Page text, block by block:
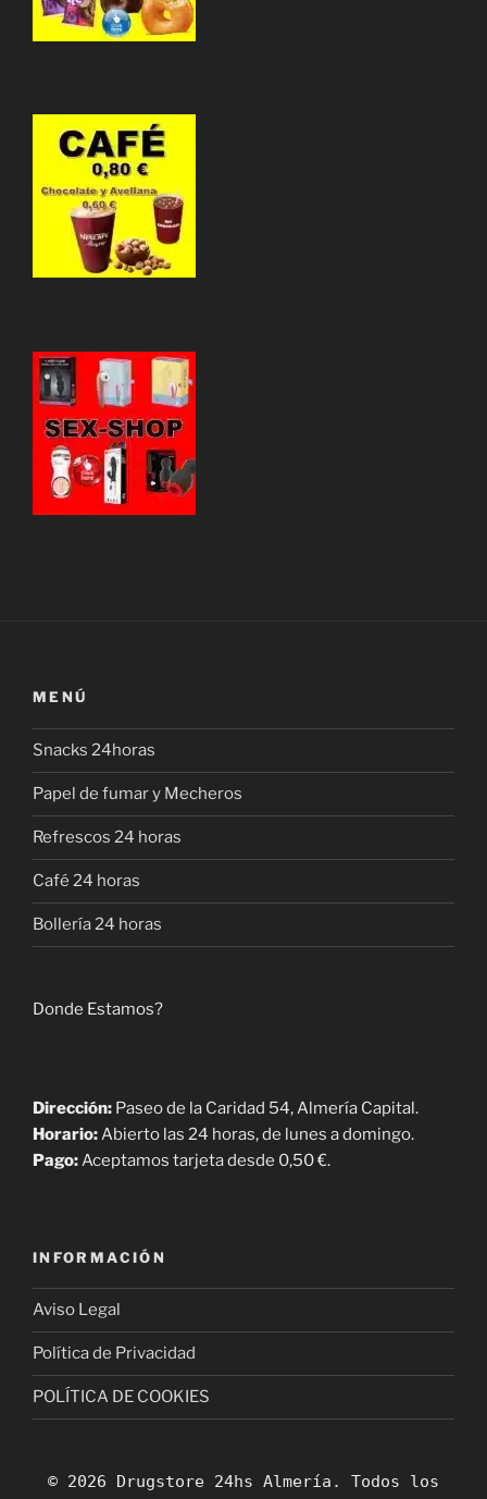
MENÚ
Snacks 24horas
Papel de fumar y Mecheros
Refrescos 24 horas
Café 24 horas
Bollería 24 horas
Donde Estamos?
Dirección: Paseo de la Caridad 54, Almería Capital.
Horario:Abierto las 24 horas, de lunes a domingo.
Pago:Aceptamos tarjeta desde 0,50 €.
INFORMACIÓN
Aviso Legal
Política de Privacidad
POLÍTICA DE COOKIES
© 2026 Drugstore 24hs Almería. Todos los